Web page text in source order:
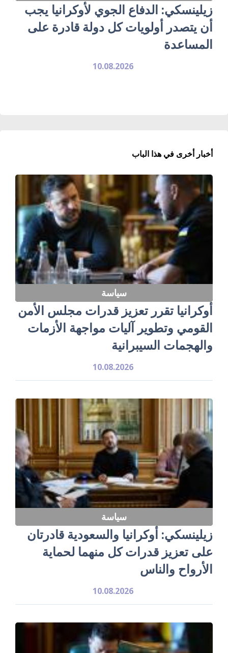
زيلينسكي: الدفاع الجوي لأوكرانيا يجب
أن يتصدر أولويات كل دولة قادرة على
المساعدة
10.08.2026
أخبار أخرى في هذا الباب
سياسة
أوكرانيا تقرر تعزيز قدرات مجلس الأمن
القومي وتطوير آليات مواجهة الأزمات
والهجمات السيبرانية
10.08.2026
سياسة
زيلينسكي: أوكرانيا والسعودية قادرتان
على تعزيز قدرات كل منهما لحماية
الأرواح والناس
10.08.2026